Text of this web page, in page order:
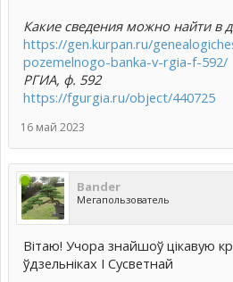
Какие сведения можно найти в
https://gen.kurpan.ru/
pozemelnogo-banka-v-rgia-f-592/
РГИА, ф. 592
https://fgurgia.ru/object/440725
16 май 2023
Bander
Мегапользователь
Вітаю! Учора знайшоў цікавую
ўдзельніках І Сусветнай